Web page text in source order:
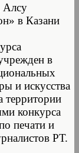
Алсу
в Казани
в
и искусства
конкурса
печати и
РТ.